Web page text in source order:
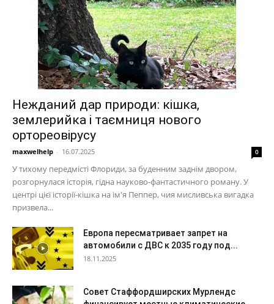
Нежданий дар природи: кішка,
землерийка і таємниця нового
ортореовірусу
maxwelhelp - 16.07.2025 0
У тихому передмісті Флориди, за буденним заднім двором,
розгорнулася історія, гідна науково-фантастичного роману. У
центрі цієї історії-кішка на ім'я Пеппер, чия мисливська вигадка
призвела...
Европа пересматривает запрет на
автомобили с ДВС к 2035 году под...
18.11.2025
Совет Стаффордширских Мурлендс